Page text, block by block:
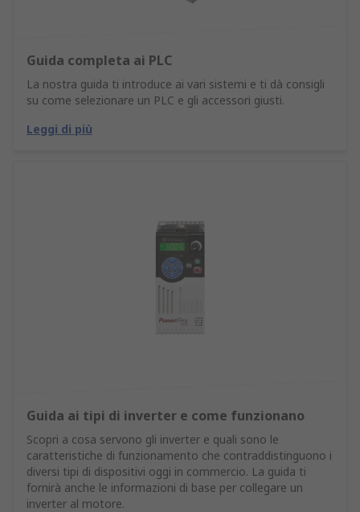
Guida completa ai PLC
La nostra guida ti introduce ai vari sistemi e ti dà consigli
su come selezionare un PLC e gli accessori giusti.
Leggi di più
Guida ai tipi di inverter e come funzionano
Scopri a cosa servono gli inverter e quali sono le
caratteristiche di funzionamento che contraddistinguono i
diversi tipi di dispositivi oggi in commercio. La guida ti
fornirà anche le informazioni di base per collegare un
inverter al motore.